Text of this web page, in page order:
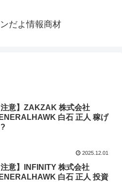
だよ情報商材
注意】ZAKZAK 株式会社
白石 正人 稼げ
2025.12.01
注意】INFINITY 株式会社
白石 正人 投資